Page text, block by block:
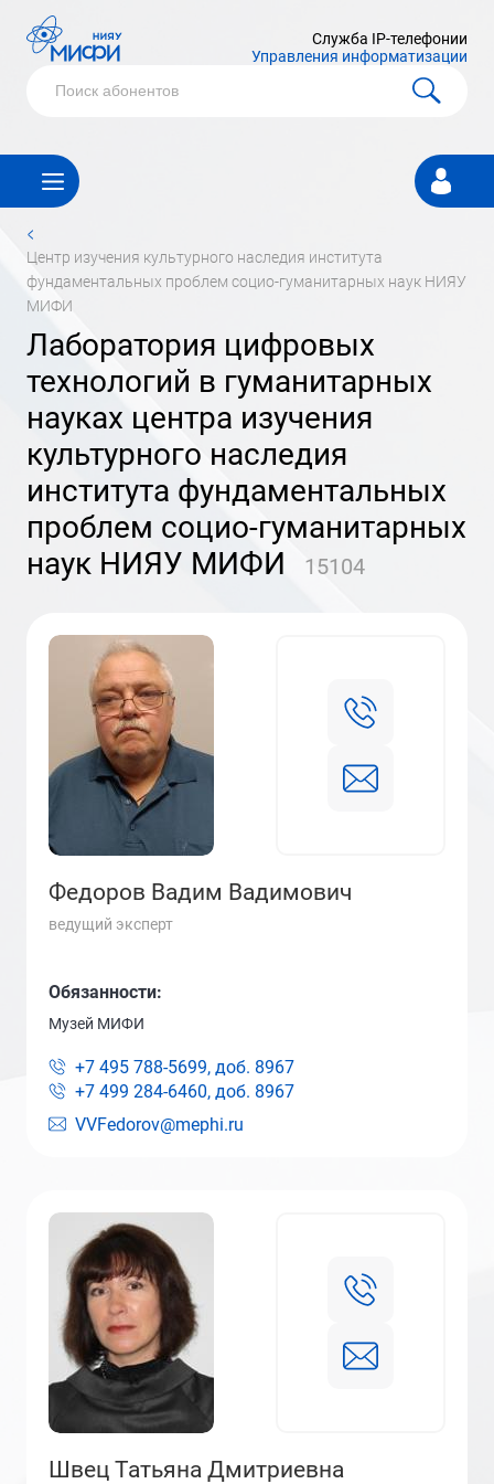
Служба IP-телефонии
Управления информатизации
Личный
кабинет
<
центр изучения культурного наследия института
фундаментальных проблем социо-гуманитарных наук НИЯУ
МИФИ
лаборатория цифровых
технологий в гуманитарных
науках центра изучения
культурного наследия
института фундаментальных
проблем социо-гуманитарных
наук НИЯУ МИФИ
15104
Федоров Вадим Вадимович
ведущий эксперт
VVFedorov@mephi.ru
Обязанности:
Музей МИФИ
+7 495 788-5699, доб. 8967
+7 499 284-6460, доб. 8967
Швец Татьяна Дмитриевна